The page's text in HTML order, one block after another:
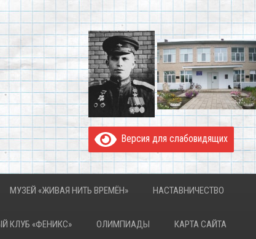
Версия для слабовидящих
МУЗЕЙ «ЖИВАЯ НИТЬ ВРЕМЁН» НАСТАВНИЧЕСТВО
КЛУБ «ФЕНИКС» ОЛИМПИАДЫ КАРТА САЙТА